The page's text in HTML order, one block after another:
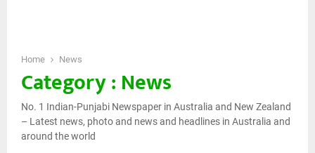
Home News
Category : News
No. 1 Indian-Punjabi Newspaper in Australia and New Zealand
– Latest news, photo and news and headlines in Australia and
around the world